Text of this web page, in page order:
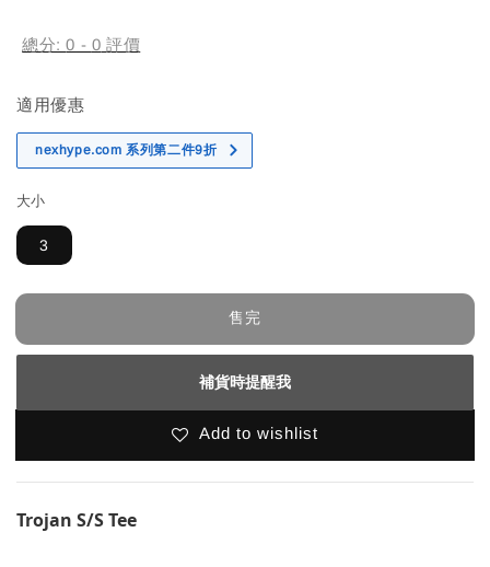
總分:0 - 0 評價
適用優惠
nexhype.com 系列第二件9折
大小
3
售完
補貨時提醒我
Add to wishlist
Trojan S/S Tee